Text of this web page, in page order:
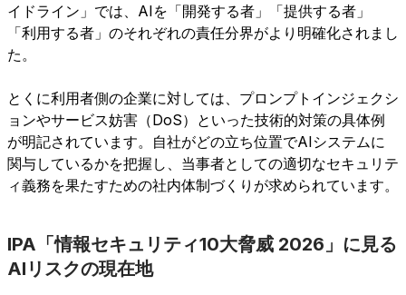
イドライン」では、AIを「開発する者」「提供する者」
「利用する者」のそれぞれの責任分界がより明確化されまし
た。
とくに利用者側の企業に対しては、プロンプトインジェクシ
ョンやサービス妨害（DoS）といった技術的対策の具体例
が明記されています。自社がどの立ち位置でAIシステムに
関与しているかを把握し、当事者としての適切なセキュリテ
ィ義務を果たすための社内体制づくりが求められています。
IPA「情報セキュリティ10大脅威 2026」に見る
AIリスクの現在地